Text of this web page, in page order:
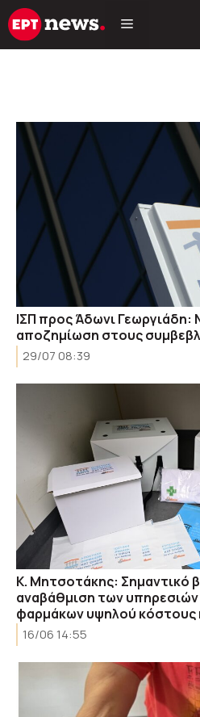
Μετάβαση
σε
ΙΣΠ προς Άδωνι Γεωργιάδη:
αποζημίωση στους
29/07 08:39
Κ. Μητσοτάκης: Σημαντικό
αναβάθμιση των
φαρμάκων υψηλού κόστους
16/06 14:55